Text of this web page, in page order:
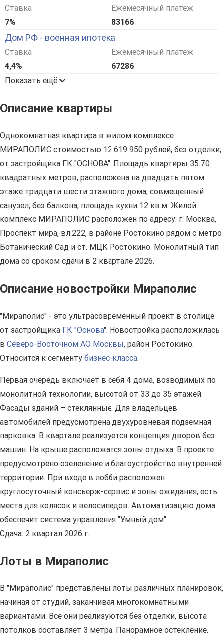
Ставка
7%
Ежемесячный платёж
83166
Дом РФ - военная ипотека
Ставка
4,4%
Ежемесячный платёж
67286
Показать ещё
Описание квартиры
Однокомнатная квартира в жилом комплексе
МИРАПОЛИС стоимостью 12 619 950 рублей, без отделки,
от застройщика ГК "ОСНОВА". Площадь квартиры 35.70
квадратных метров, расположена на двадцать пятом
этаже тридцати шести этажного дома, совмещенный
санузел, без балкона, площадь кухни 12 кв.м. Жилой
комплекс МИРАПОЛИС расположен по адресу: г. Москва,
Проспект мира, вл.222, в районе Ростокино рядом с метро
Ботанический Сад и ст. МЦК Ростокино. Монолитный тип
дома со сроком сдачи в 2 квартале 2026.
Описание новостройки Мираполис
"Мираполис" - это ультрасовременный проект в столице
от застройщика ГК "Основа". Новостройка расположилась
в Северо-Восточном АО Москвы, район Ростокино.
Относится к сегменту бизнес-класса.
Первая очередь включает в себя 4 дома, возводимых по
монолитной технологии, высотой от 33 до 35 этажей.
Фасады зданий – стеклянные. Для владельцев
автомобилей предусмотрена двухуровневая подземная
парковка. В квартале реализуется концепция дворов без
машин. На крыше расположатся зоны отдыха. В проекте
предусмотрено озеленение и благоустройство внутренней
территории. При входе в лобби расположен
круглосуточный консьерж-сервис и зоны ожидания, есть
места для колясок и велосипедов. Автоматизацию дома
обеспечит система управления "Умный дом".
Сдача: 2 квартал 2026 г.
Лоты в Мираполис
В "Мираполис" представлены лоты различных планировок,
начиная от студий, заканчивая многокомнатными
вариантами. Все они реализуются без отделки, высота
потолков составляет 3 метра. Панорамное остекление.